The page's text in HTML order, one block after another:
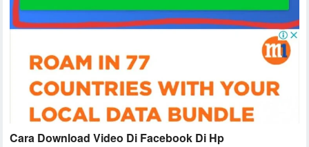
Cara Download Video Di Facebook Di Hp